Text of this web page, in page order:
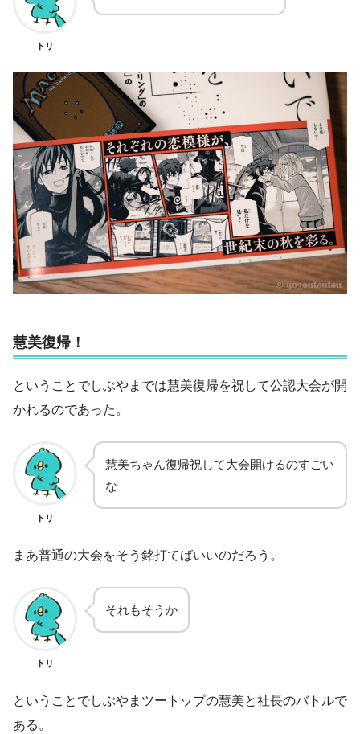
トリ
慧美復帰！
ということでしぶやまでは慧美復帰を祝して公認大会が開
かれるのであった。
トリ
慧美ちゃん復帰祝して大会開けるのすごい
な
まあ普通の大会をそう銘打てばいいのだろう。
トリ
それもそうか
ということでしぶやまツートップの慧美と社長のバトルで
ある。